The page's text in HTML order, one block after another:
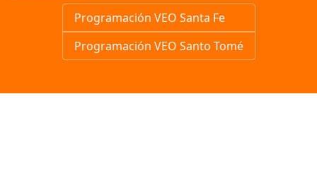
Programación VEO Santa Fe
Programación VEO Santo Tomé